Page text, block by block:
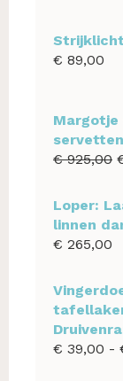
€ 89,00
servetten
€925,00
Loper:
linnen
€ 265,00
€ 39,00 -